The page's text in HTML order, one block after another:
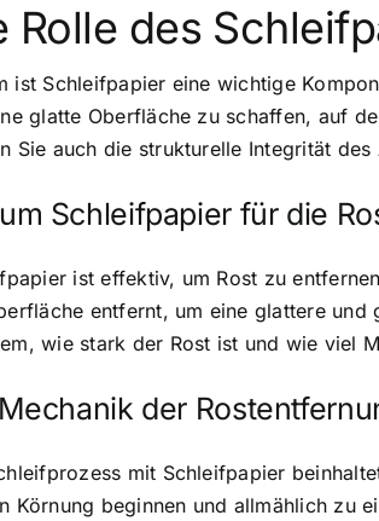
Rolle des
ist Schleifpapier eine wichtige
glatte Oberfläche zu schaffen, auf
Sie auch die strukturelle Integrität
Schleifpapier für die
ist effektiv, um Rost zu
entfernt, um eine glattere
wie stark der Rost ist und wie viel
der
mit Schleifpapier
Körnung beginnen und allmählich zu